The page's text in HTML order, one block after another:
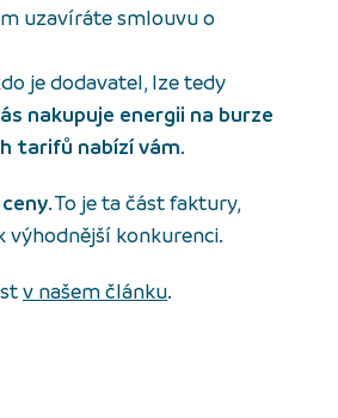
uzavíráte smlouvu o
je dodavatel, lze tedy
nakupuje energii na burze
tarifů nabízí vám.
. To je ta část faktury,
výhodnější konkurenci.
v našem článku.